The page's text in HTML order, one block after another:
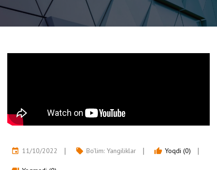
event 11/10/2022 local_offer Bo'lim: Yangiliklar thumb_up Yoqdi (0)